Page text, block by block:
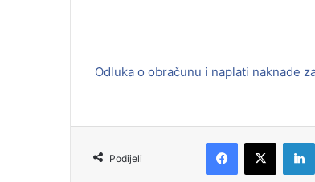
Odluka o obračunu i naplati naknade
Podijeli